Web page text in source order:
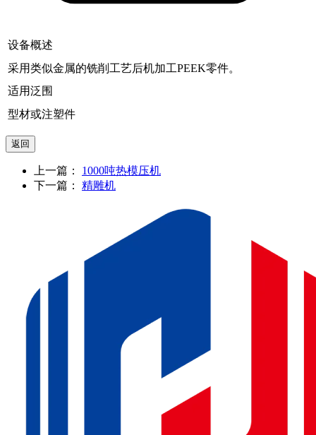
设备概述
采用类似金属的铣削工艺后机加工PEEK零件。
适用泛围
型材或注塑件
上一篇：
1000吨热模压机
下一篇：
精雕机